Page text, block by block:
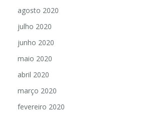
agosto 2020
julho 2020
junho 2020
maio 2020
abril 2020
março 2020
fevereiro 2020